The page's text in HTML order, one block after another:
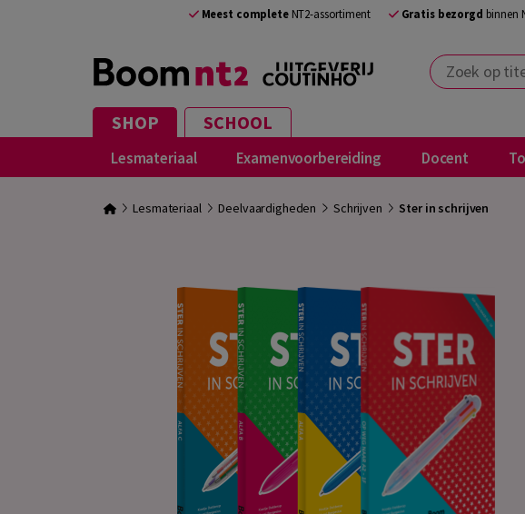
Meest completeNT2-assortiment Gratis bezorgd binnen
Zoek op titel,
SHOP SCHOOL
Lesmateriaal Examenvoorbereiding Docent
Lesmateriaal Deelvaardigheden Schrijven Ster in schrijven